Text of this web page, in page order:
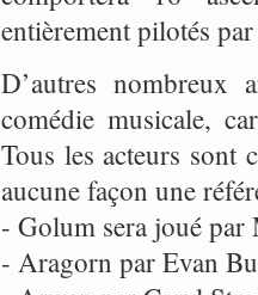
entièrement pilotés
D’autres nombreux
comédie musicale,
Tous les acteurs sont
aucune façon une
- Golum sera joué
- Aragorn par Evan